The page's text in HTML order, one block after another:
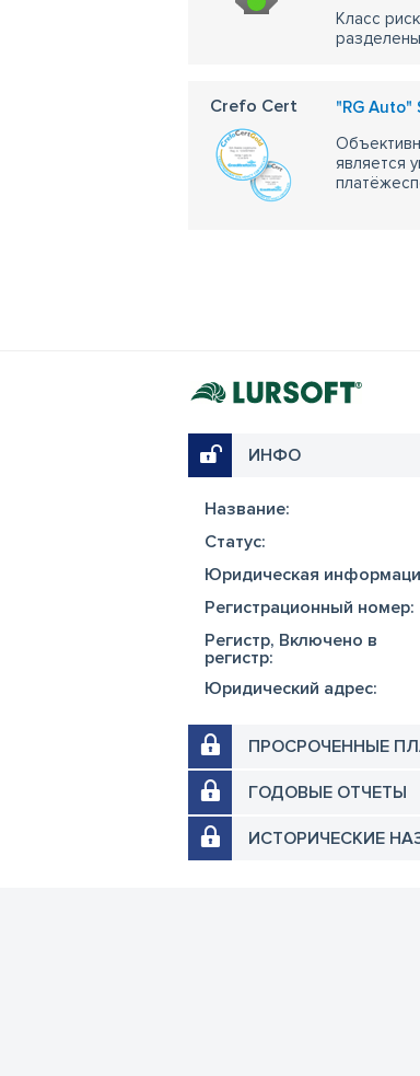
Класс
Crefo Cert "RG Auto"
является
ИНФО
Название:
Cтатус:
Юридическая
Регистрационный номер:
Регистр, Включено в
регистр:
Юридический адрес:
ПРОСРОЧЕННЫЕ
ГОДОВЫЕ ОТЧЕТЫ
ИСТОРИЧЕСКИЕ